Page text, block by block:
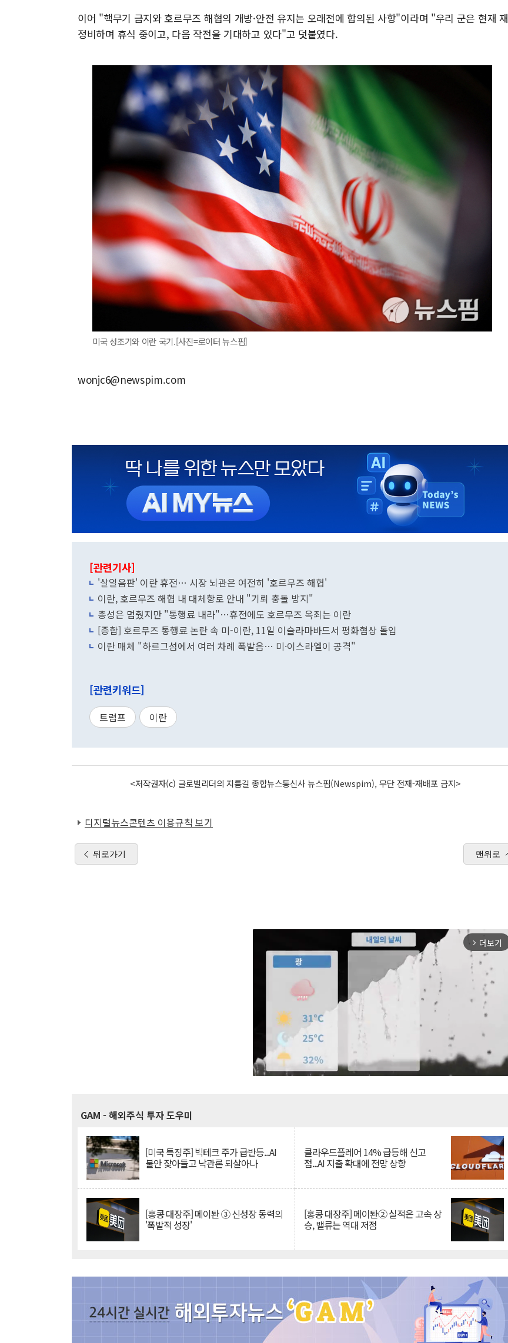
이어 "핵무기 금지와 호르무즈 해협의 개방·안전 유지는 오래전에 합의된 사항"이라며 "우리 군은 현재 재
정비하며 휴식 중이고, 다음 작전을 기대하고 있다"고 덧붙였다.
미국 성조기와 이란 국기.[사진=로이터 뉴스핌]
wonjc6@newspim.com
[관련기사]
'살얼음판' 이란 휴전… 시장 뇌관은 여전히 '호르무즈 해협'
이란, 호르무즈 해협 내 대체항로 안내 "기뢰 충돌 방지"
총성은 멈췄지만 "통행료 내라"…휴전에도 호르무즈 옥죄는 이란
[종합] 호르무즈 통행료 논란 속 미-이란, 11일 이슬라마바드서 평화협상 돌입
이란 매체 "하르그섬에서 여러 차례 폭발음… 미·이스라엘이 공격"
[관련키워드]
트럼프 이란
<저작권자(c) 글로벌리더의 지름길 종합뉴스통신사 뉴스핌(Newspim), 무단 전재-재배포 금지>
디지털뉴스콘텐츠 이용규칙 보기
뒤로가기 맨위로
arrow_forward_ios 더보기
GAM - 해외주식 투자 도우미
[미국 특징주] 빅테크 주가 급반등...AI
불안 잦아들고 낙관론 되살아나
클라우드플레어 14% 급등해 신고
점...AI 지출 확대에 전망 상향
[홍콩 대장주] 메이퇀 ③ 신성장 동력의
'폭발적 성장'
[홍콩 대장주] 메이퇀② 실적은 고속 상
승, 밸류는 역대 저점